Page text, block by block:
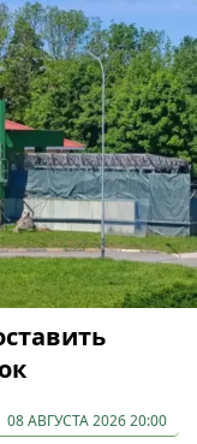
08 АВГУСТА 2026 20:00